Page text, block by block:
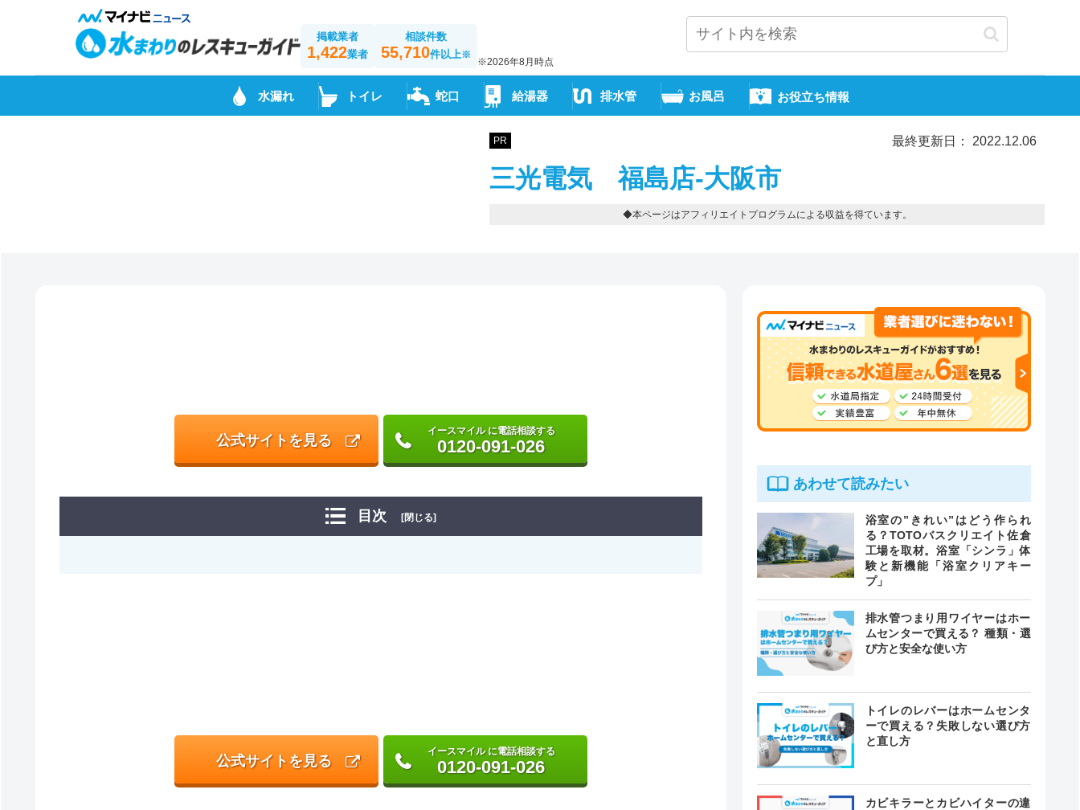
掲載業者
1,422業者
相談件数
55,710件以上※
※2026年8月時点
水漏れ トイレ 蛇口 給湯器 排水管 お風呂 お役立ち情報
PR 最終更新日： 2022.12.06
三光電気 福島店-大阪市
◆本ページはアフィリエイトプログラムによる収益を得ています。
公式サイトを見る
イースマイル に電話相談する
0120-091-026
目次 [閉じる]
公式サイトを見る
イースマイル に電話相談する
0120-091-026
あわせて読みたい
浴室の”きれい”はどう作られ
る？TOTOバスクリエイト佐倉
工場を取材。浴室「シンラ」体
験と新機能「浴室クリアキー
プ」
排水管つまり用ワイヤーはホー
ムセンターで買える？ 種類・選
び方と安全な使い方
トイレのレバーはホームセンタ
ーで買える？失敗しない選び方
と直し方
カビキラーとカビハイターの違